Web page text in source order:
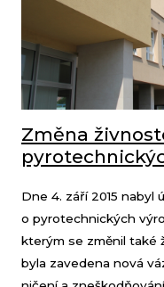
Změna
Dne 4. září 2015 nabyl
o pyrotechnických
kterým se změnil také
byla zavedena nová